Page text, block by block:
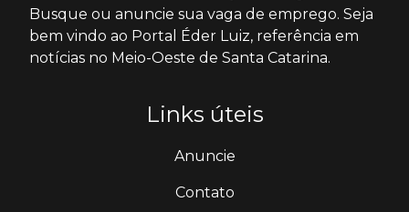
Busque ou anuncie sua vaga de emprego. Seja
bem vindo ao Portal Éder Luiz, referência em
notícias no Meio-Oeste de Santa Catarina.
Links úteis
Anuncie
Contato